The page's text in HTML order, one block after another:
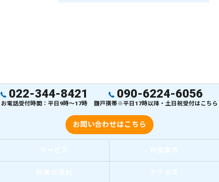
022-344-8421
お電話受付時間：平日9時～17時
090-6224-6056
鎌戸携帯※平日17時以降・土日祝受付はこちら
お問い合わせはこちら